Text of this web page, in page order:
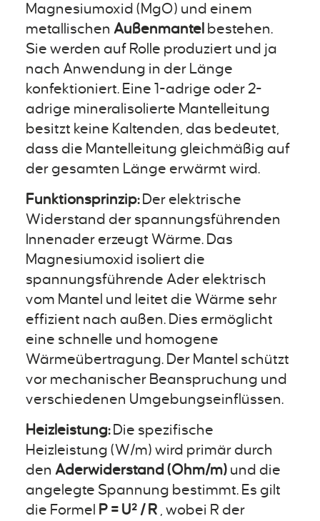
Magnesiumoxid (MgO) und einem
metallischen Außenmantel bestehen.
Sie werden auf Rolle produziert und ja
nach Anwendung in der Länge
konfektioniert. Eine 1-adrige oder 2-
adrige mineralisolierte Mantelleitung
besitzt keine Kaltenden, das bedeutet,
dass die Mantelleitung gleichmäßig auf
der gesamten Länge erwärmt wird.
Funktionsprinzip:Der elektrische
Widerstand der spannungsführenden
Innenader erzeugt Wärme. Das
Magnesiumoxid isoliert die
spannungsführende Ader elektrisch
vom Mantel und leitet die Wärme sehr
effizient nach außen. Dies ermöglicht
eine schnelle und homogene
Wärmeübertragung. Der Mantel schützt
vor mechanischer Beanspruchung und
verschiedenen Umgebungseinflüssen.
Heizleistung:Die spezifische
Heizleistung (W/m) wird primär durch
den Aderwiderstand (Ohm/m) und die
angelegte Spannung bestimmt. Es gilt
die Formel P = U² / R , wobei R der